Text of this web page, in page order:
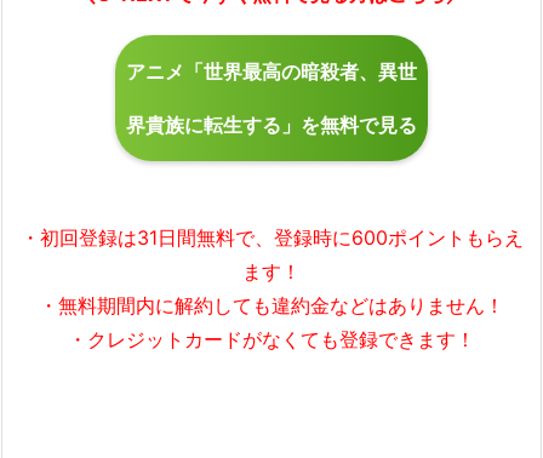
決済情報の入力
契約したアカウントにログイン
「アカウント設定」を選択
「契約内容の確認・解約」を選択
解約したいサービスを選択
アニメ「世界最高の暗殺者、異世
界貴族に転生する」を無料で見る
・初回登録は31日間無料で、登録時に600ポイントもらえ
ます！
・無料期間内に解約しても違約金などはありません！
・クレジットカードがなくても登録できます！